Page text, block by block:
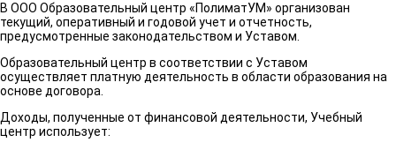
В ООО Образовательный центр «ПолиматУМ» организован
текущий, оперативный и годовой учет и отчетность,
предусмотренные законодательством и Уставом.
Образовательный центр в соответствии с Уставом
осуществляет платную деятельность в области образования на
основе договора.
Доходы, полученные от финансовой деятельности, Учебный
центр использует: